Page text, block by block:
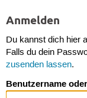
Anmelden
Du kannst dich hier
Falls du dein
zusenden lassen.
Benutzername